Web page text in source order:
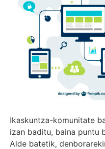
Ikaskuntza-komunitate
izan baditu, baina puntu
Alde batetik,